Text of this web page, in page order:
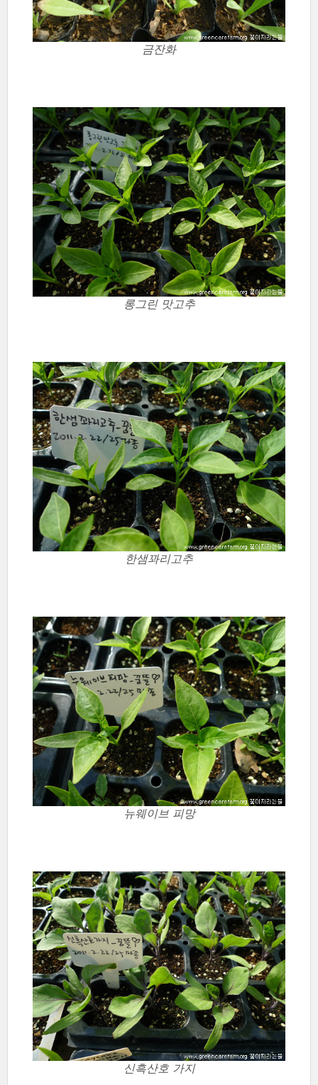
금잔화
롱그린 맛고추
한샘꽈리고추
뉴웨이브 피망
신흑산호 가지